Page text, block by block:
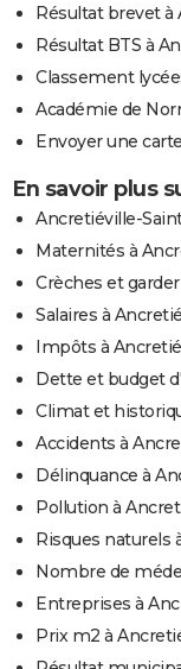
Résultat brevet
Résultat BTS à
Classement
Académie de
Envoyer une
En savoir plus
Ancretiéville-
Maternités à
Crèches et
Salaires à
Impôts à
Dette et budget
Climat et
Accidents à
Délinquance à
Pollution à
Risques naturels
Nombre de
Entreprises à
Prix m2 à